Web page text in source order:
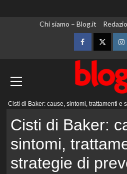
Chi siamo – Blog.it
FacebookTwitter
Cisti di Baker: cause, sintomi, trattamenti e
Cisti di Baker:
sintomi,
strategie di